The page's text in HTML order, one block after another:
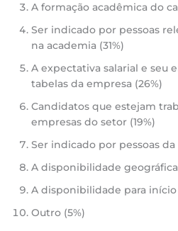
A formação acadêmica do
Ser indicado por pessoas
na academia (31%)
A expectativa salarial e seu
tabelas da empresa (26%)
Candidatos que estejam
empresas do setor (19%)
Ser indicado por pessoas da
A disponibilidade geográfica
A disponibilidade para início
Outro (5%)